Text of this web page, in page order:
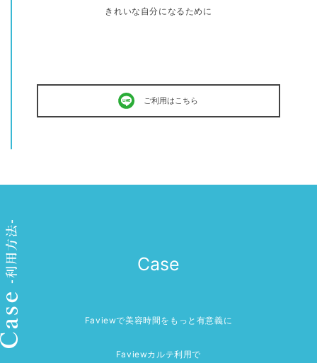
きれいな自分になるために
ご利用はこちら
Case
Faviewで美容時間をもっと有意義に
Faviewカルテ利用で